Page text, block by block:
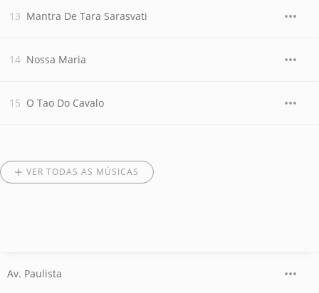
Mantra De Tara Sarasvati
Nossa Maria
O Tao Do Cavalo
VER TODAS AS MÚSICAS
Av. Paulista